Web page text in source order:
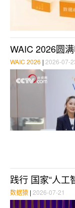
WAIC 2026 | 2026-07-
数据猿 | 2026-07-21